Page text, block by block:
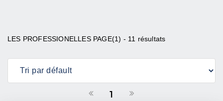
LES PROFESSIONELLES PAGE(1) - 11 résultats
1